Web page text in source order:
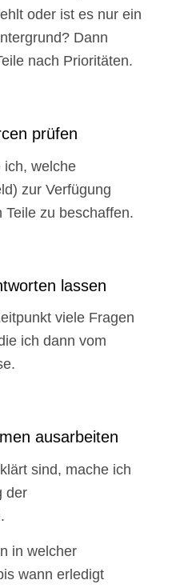
oder ist es nur ein
Dann
nach Prioritäten.
prüfen
ich, welche
zur Verfügung
zu beschaffen.
lassen
viele Fragen
ich dann vom
ausarbeiten
sind, mache ich
der
in welcher
wann erledigt